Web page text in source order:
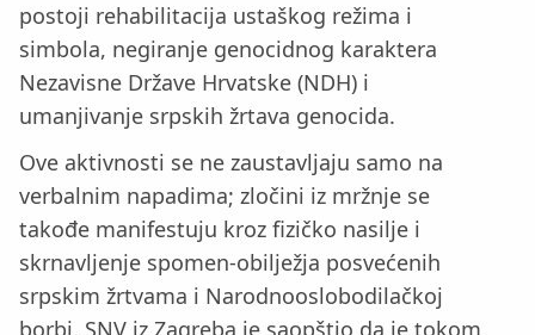
postoji rehabilitacija ustaškog režima i
simbola, negiranje genocidnog karaktera
Nezavisne Države Hrvatske (NDH) i
umanjivanje srpskih žrtava genocida.
Ove aktivnosti se ne zaustavljaju samo na
verbalnim napadima; zločini iz mržnje se
takođe manifestuju kroz fizičko nasilje i
skrnavljenje spomen-obilježja posvećenih
srpskim žrtvama i Narodnooslobodilačkoj
borbi. SNV iz Zagreba je saopštio da je tokom